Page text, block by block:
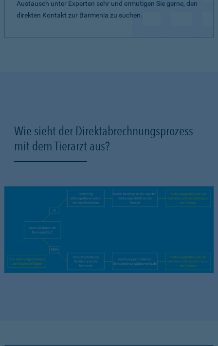
Austausch unter Experten sehr und ermutigen Sie gerne, den
direkten Kontakt zur Barmenia zu suchen.
Wie sieht der Direktabrechnungsprozess
mit dem Tierarzt aus?